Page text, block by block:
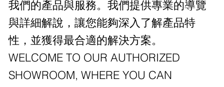
我們的產品與服務。我們提供專業的導覽
與詳細解說，讓您能夠深入了解產品特
性，並獲得最合適的解決方案。
WELCOME TO OUR AUTHORIZED
SHOWROOM, WHERE YOU CAN